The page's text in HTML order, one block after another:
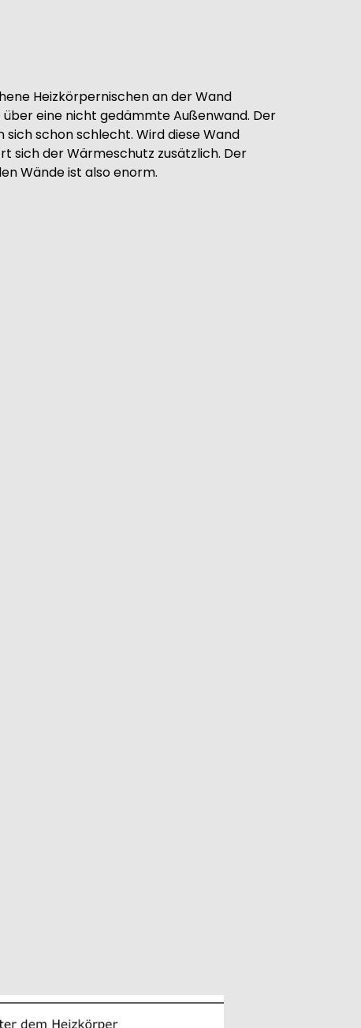
Heizkörpernischen an der Wand
eine nicht gedämmte Außenwand. Der
schon schlecht. Wird diese Wand
sich der Wärmeschutz zusätzlich. Der
Wände ist also enorm.